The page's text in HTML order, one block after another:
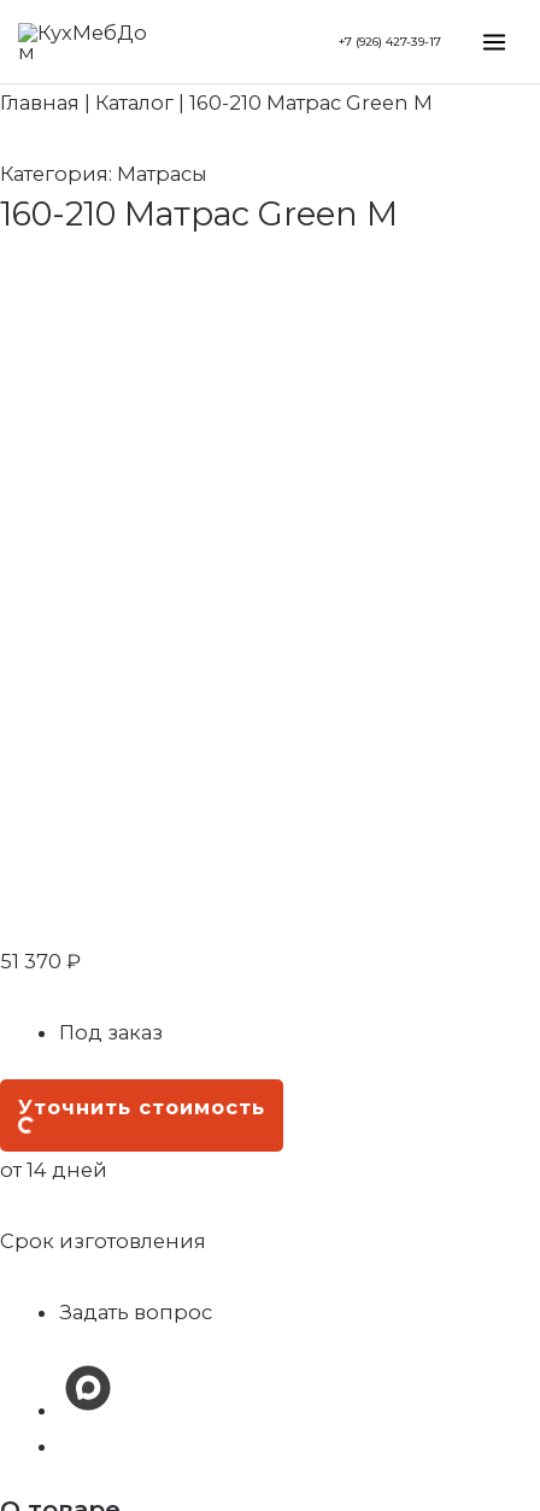
Перейти
содержимому
+7 (926) 427-39-17
Главная Каталог 160-210 Матрас Green M
Категория: Матрасы
160-210 Матрас Green M
51 370 ₽
Под заказ
Уточнить стоимость
от 14 дней
Срок изготовления
Задать вопрос
Search...